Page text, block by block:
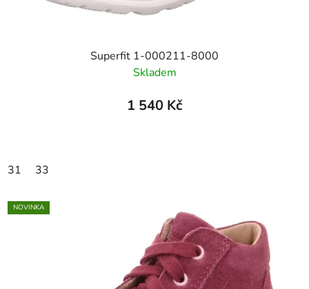
Superfit 1-000211-8000
Skladem
1 540 Kč
31 33
NOVINKA